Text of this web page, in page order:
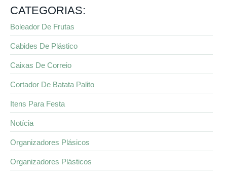
CATEGORIAS:
Boleador De Frutas
Cabides De Plástico
Caixas De Correio
Cortador De Batata Palito
Itens Para Festa
Notícia
Organizadores Plásicos
Organizadores Plásticos